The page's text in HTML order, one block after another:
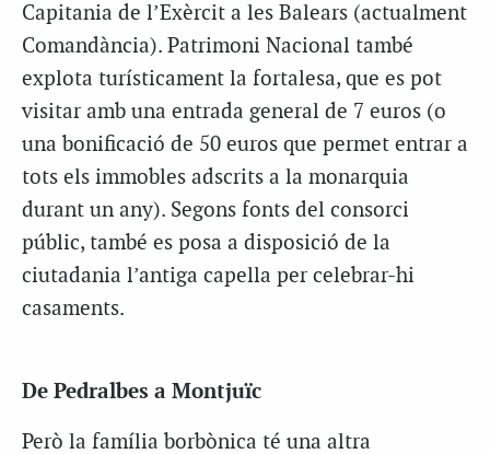
Capitania de l’Exèrcit a les Balears (actualment
Comandància). Patrimoni Nacional també
explota turísticament la fortalesa, que es pot
visitar amb una entrada general de 7 euros (o
una bonificació de 50 euros que permet entrar a
tots els immobles adscrits a la monarquia
durant un any). Segons fonts del consorci
públic, també es posa a disposició de la
ciutadania l’antiga capella per celebrar-hi
casaments.
De Pedralbes a Montjuïc
Però la família borbònica té una altra